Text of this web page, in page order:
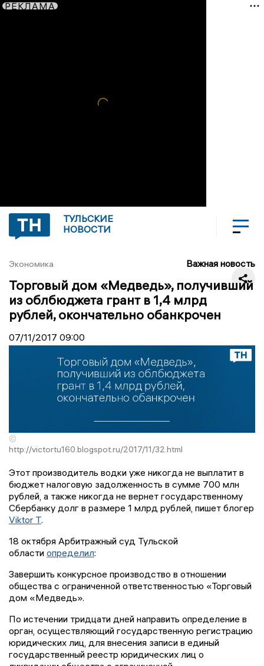
РЕКЛАМА
ТУЛЬСКИЕ
НОВОСТИ
Экономика Важная новость
Торговый дом «Медведь», получивший
из облбюджета грант в 1,4 млрд
рублей, окончательно обанкрочен
07/11/2017 09:00
©
http://victortu160.blogspot.ru/2017/11/32.html
Этот производитель водки уже никогда не выплатит в
бюджет налоговую задолженность в сумме 700 млн
рублей, а также никогда не вернет государственному
Сбербанку долг в размере 1 млрд рублей, пишет блогер
Viktor T.
18 октября Арбитражный суд Тульской
области определил:
Завершить конкурсное производство в отношении
общества с ограниченной ответственностью «Торговый
дом «Медведь».
По истечении тридцати дней направить определение в
орган, осуществляющий государственную регистрацию
юридических лиц, для внесения записи в единый
государственный реестр юридических лиц о